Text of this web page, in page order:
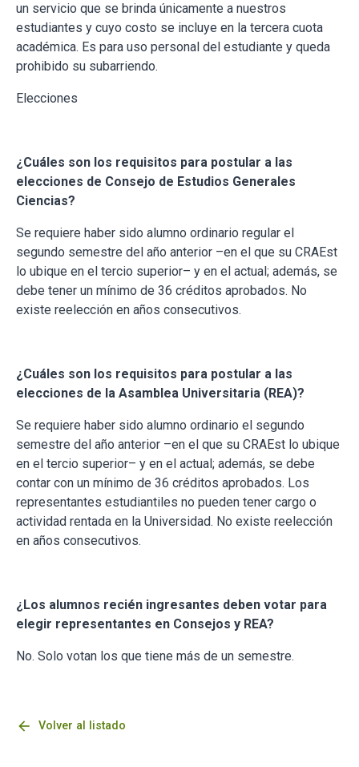
un servicio que se brinda únicamente a nuestros
estudiantes y cuyo costo se incluye en la tercera cuota
académica. Es para uso personal del estudiante y queda
prohibido su subarriendo.
Elecciones
¿Cuáles son los requisitos para postular a las
elecciones de Consejo de Estudios Generales
Ciencias?
Se requiere haber sido alumno ordinario regular el
segundo semestre del año anterior –en el que su CRAEst
lo ubique en el tercio superior– y en el actual; además, se
debe tener un mínimo de 36 créditos aprobados. No
existe reelección en años consecutivos.
¿Cuáles son los requisitos para postular a las
elecciones de la Asamblea Universitaria (REA)?
Se requiere haber sido alumno ordinario el segundo
semestre del año anterior –en el que su CRAEst lo ubique
en el tercio superior– y en el actual; además, se debe
contar con un mínimo de 36 créditos aprobados. Los
representantes estudiantiles no pueden tener cargo o
actividad rentada en la Universidad. No existe reelección
en años consecutivos.
¿Los alumnos recién ingresantes deben votar para
elegir representantes en Consejos y REA?
No. Solo votan los que tiene más de un semestre.
arrow_back Volver al listado